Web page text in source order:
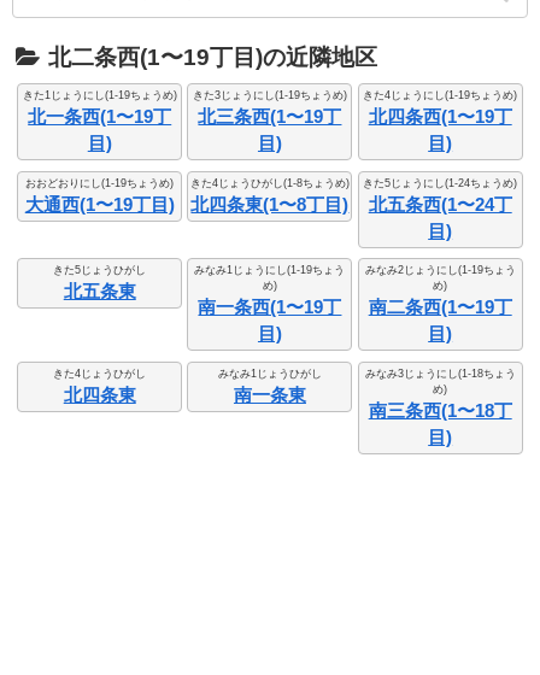
北二条西(1〜19丁目)の近隣地区
きた1じょうにし(1-19ちょうめ)
北一条西(1〜19丁
目)
きた3じょうにし(1-19ちょうめ)
北三条西(1〜19丁
目)
きた4じょうにし(1-19ちょうめ)
北四条西(1〜19丁
目)
おおどおりにし(1-19ちょうめ)
大通西(1〜19丁目)
きた4じょうひがし(1-8ちょうめ)
北四条東(1〜8丁目)
きた5じょうにし(1-24ちょうめ)
北五条西(1〜24丁
目)
きた5じょうひがし
北五条東
みなみ1じょうにし(1-19ちょう
め)
南一条西(1〜19丁
目)
みなみ2じょうにし(1-19ちょう
め)
南二条西(1〜19丁
目)
きた4じょうひがし
北四条東
みなみ1じょうひがし
南一条東
みなみ3じょうにし(1-18ちょう
め)
南三条西(1〜18丁
目)